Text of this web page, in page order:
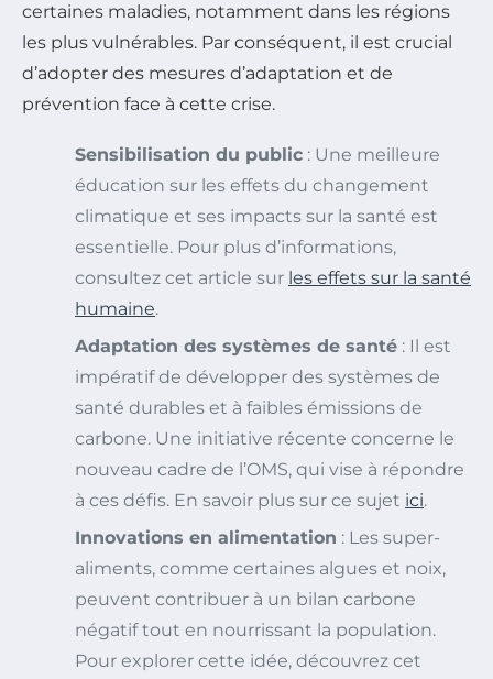
certaines maladies, notamment dans les régions
les plus vulnérables. Par conséquent, il est crucial
d’adopter des mesures d’adaptation et de
prévention face à cette crise.
Sensibilisation du public : Une meilleure
éducation sur les effets du changement
climatique et ses impacts sur la santé est
essentielle. Pour plus d’informations,
consultez cet article sur les effets sur la santé
humaine.
Adaptation des systèmes de santé : Il est
impératif de développer des systèmes de
santé durables et à faibles émissions de
carbone. Une initiative récente concerne le
nouveau cadre de l’OMS, qui vise à répondre
à ces défis. En savoir plus sur ce sujet ici.
Innovations en alimentation : Les super-
aliments, comme certaines algues et noix,
peuvent contribuer à un bilan carbone
négatif tout en nourrissant la population.
Pour explorer cette idée, découvrez cet